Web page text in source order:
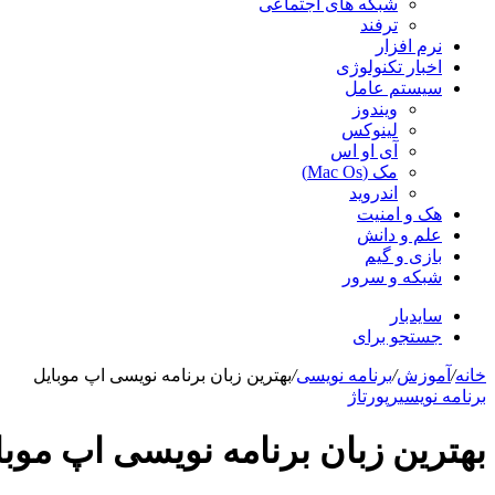
شبکه های اجتماعی
ترفند
نرم افزار
اخبار تکنولوژی
سیستم عامل
ویندوز
لینوکس
آی او اس
مک (Mac Os)
اندروید
هک و امنیت
علم و دانش
بازی و گیم
شبکه و سرور
سایدبار
جستجو برای
خانه/ آموزش/برنامه نویسی/بهترین زبان برنامه نویسی اپ موبایل
برنامه نویسیرپورتاژ
بهترین زبان برنامه نویسی اپ